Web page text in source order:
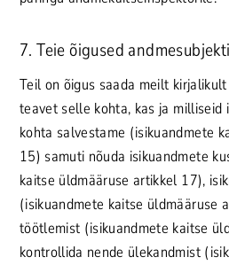
7. Teie õigused
Teil on õigus saada meilt
teavet selle kohta, kas ja milliseid
kohta salvestame (isikuandmete
15) samuti nõuda isikuandmete
kaitse üldmääruse artikkel 17),
(isikuandmete kaitse üldmääruse
töötlemist (isikuandmete kaitse
kontrollida nende ülekandmist